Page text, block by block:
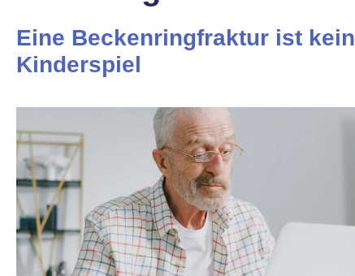
Eine Beckenringfraktur ist kein
Kinderspiel